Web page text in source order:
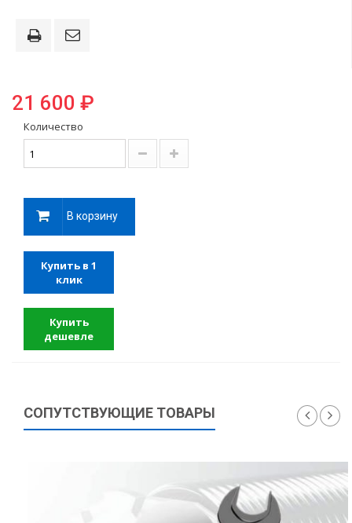
21 600 ₽
Количество
В корзину
Купить в 1
клик
Купить
дешевле
СОПУТСТВУЮЩИЕ ТОВАРЫ